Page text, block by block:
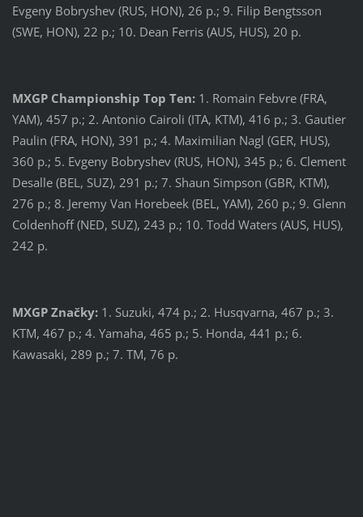
Evgeny Bobryshev (RUS, HON), 26 p.; 9. Filip Bengtsson
(SWE, HON), 22 p.; 10. Dean Ferris (AUS, HUS), 20 p.
MXGP Championship Top Ten: 1. Romain Febvre (FRA,
YAM), 457 p.; 2. Antonio Cairoli (ITA, KTM), 416 p.; 3. Gautier
Paulin (FRA, HON), 391 p.; 4. Maximilian Nagl (GER, HUS),
360 p.; 5. Evgeny Bobryshev (RUS, HON), 345 p.; 6. Clement
Desalle (BEL, SUZ), 291 p.; 7. Shaun Simpson (GBR, KTM),
276 p.; 8. Jeremy Van Horebeek (BEL, YAM), 260 p.; 9. Glenn
Coldenhoff (NED, SUZ), 243 p.; 10. Todd Waters (AUS, HUS),
242 p.
MXGP Značky: 1. Suzuki, 474 p.; 2. Husqvarna, 467 p.; 3.
KTM, 467 p.; 4. Yamaha, 465 p.; 5. Honda, 441 p.; 6.
Kawasaki, 289 p.; 7. TM, 76 p.